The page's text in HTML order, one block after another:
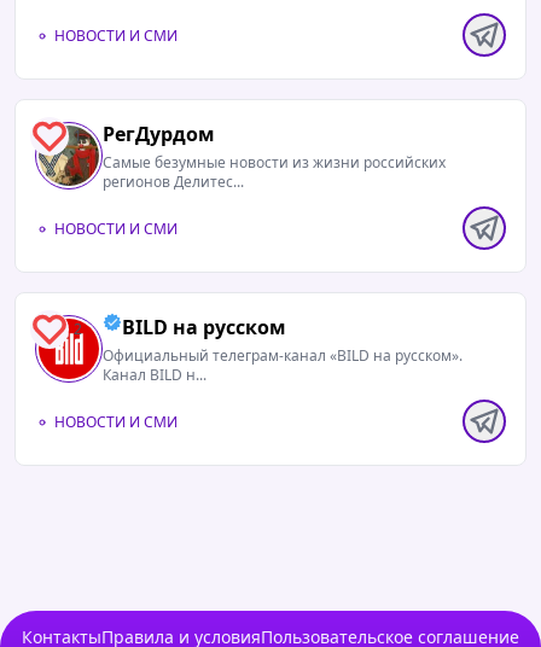
НОВОСТИ И СМИ
1 РегДурдом
Самые безумные новости из жизни российских
регионов Делитес...
НОВОСТИ И СМИ
2 BILD на русском
Официальный телеграм-канал «BILD на русском».
Канал BILD н...
НОВОСТИ И СМИ
КонтактыПравила и условияПользовательское соглашение